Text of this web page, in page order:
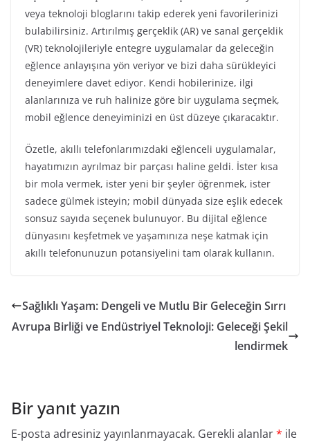
veya teknoloji bloglarını takip ederek yeni favorilerinizi
bulabilirsiniz. Artırılmış gerçeklik (AR) ve sanal gerçeklik
(VR) teknolojileriyle entegre uygulamalar da geleceğin
eğlence anlayışına yön veriyor ve bizi daha sürükleyici
deneyimlere davet ediyor. Kendi hobilerinize, ilgi
alanlarınıza ve ruh halinize göre bir uygulama seçmek,
mobil eğlence deneyiminizi en üst düzeye çıkaracaktır.
Özetle, akıllı telefonlarımızdaki eğlenceli uygulamalar,
hayatımızın ayrılmaz bir parçası haline geldi. İster kısa
bir mola vermek, ister yeni bir şeyler öğrenmek, ister
sadece gülmek isteyin; mobil dünyada size eşlik edecek
sonsuz sayıda seçenek bulunuyor. Bu dijital eğlence
dünyasını keşfetmek ve yaşamınıza neşe katmak için
akıllı telefonunuzun potansiyelini tam olarak kullanın.
Sağlıklı Yaşam: Dengeli ve Mutlu Bir Geleceğin Sırrı
Avrupa Birliği ve Endüstriyel Teknoloji: Geleceği Şekil
lendirmek
Bir yanıt yazın
E-posta adresiniz yayınlanmayacak. Gerekli alanlar* ile